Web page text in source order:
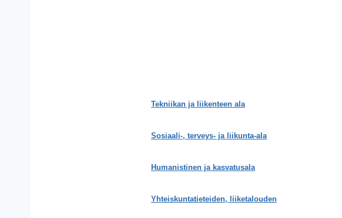
Tekniikan ja liikenteen ala
Sosiaali-, terveys- ja liikunta-ala
Humanistinen ja kasvatusala
Yhteiskuntatieteiden, liiketalouden